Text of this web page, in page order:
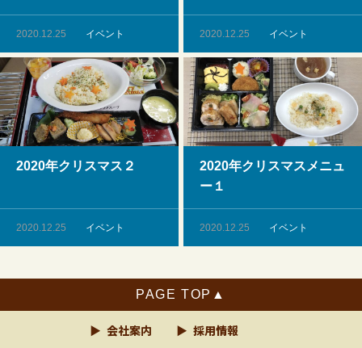
2020.12.25 イベント 2020.12.25 イベント
2020年クリスマス２
2020.12.25 イベント
2020年クリスマスメニュ
ー１
2020.12.25 イベント
画像ギャラリー
会社案内 採用情報